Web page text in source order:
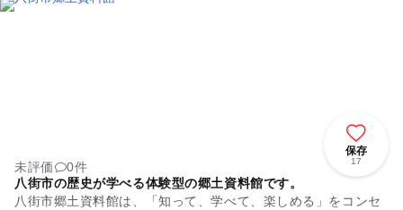
保存
17
未評価
0件
八街市の歴史が学べる体験型の郷土資料館です。
八街市郷土資料館は、「知って、学べて、楽しめる」をコンセ